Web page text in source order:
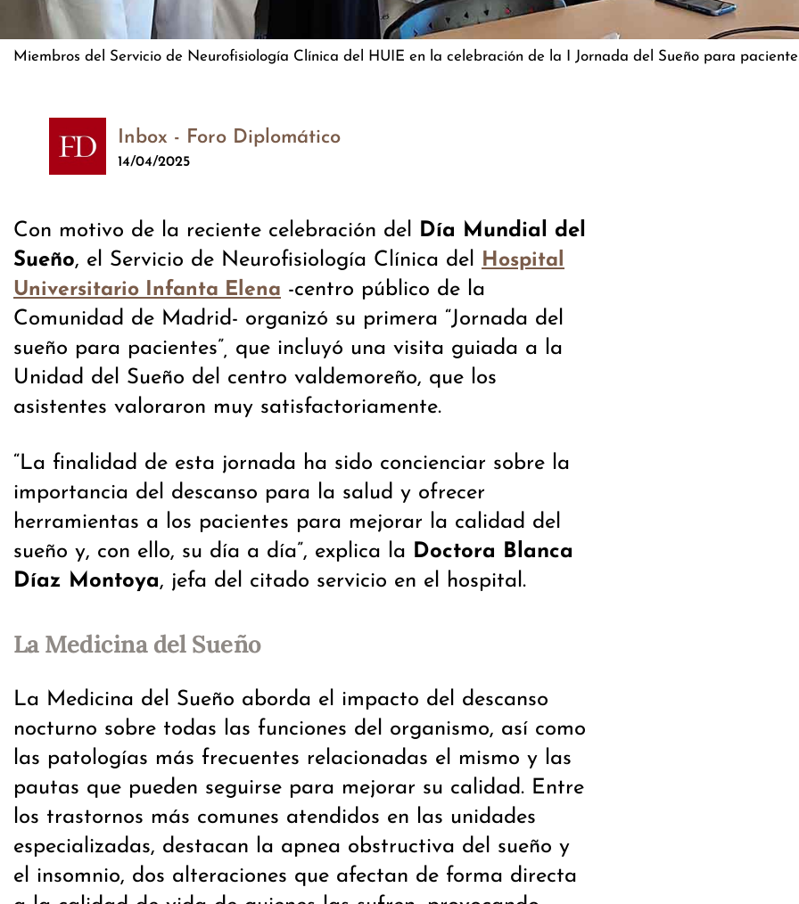
Miembros del Servicio de Neurofisiología Clínica del HUIE en la celebración de la I Jornada del Sueño para
Inbox - Foro Diplomático
14/04/2025
Con motivo de la reciente celebración del Día Mundial del
Sueño, el Servicio de Neurofisiología Clínica del Hospital
Universitario Infanta Elena -centro público de la
Comunidad de Madrid- organizó su primera “Jornada del
sueño para pacientes”, que incluyó una visita guiada a la
Unidad del Sueño del centro valdemoreño, que los
asistentes valoraron muy satisfactoriamente.
“La finalidad de esta jornada ha sido concienciar sobre la
importancia del descanso para la salud y ofrecer
herramientas a los pacientes para mejorar la calidad del
sueño y, con ello, su día a día”, explica la Doctora Blanca
Díaz Montoya, jefa del citado servicio en el hospital.
La Medicina del Sueño
La Medicina del Sueño aborda el impacto del descanso
nocturno sobre todas las funciones del organismo, así como
las patologías más frecuentes relacionadas el mismo y las
pautas que pueden seguirse para mejorar su calidad. Entre
los trastornos más comunes atendidos en las unidades
especializadas, destacan la apnea obstructiva del sueño y
el insomnio, dos alteraciones que afectan de forma directa